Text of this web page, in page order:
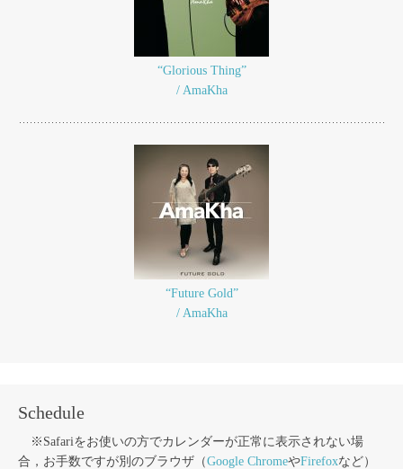
“Glorious Thing”
/ AmaKha
“Future Gold”
/ AmaKha
Schedule
※Safariをお使いの方でカレンダーが正常に表示されない場
合，お手数ですが別のブラウザ（Google ChromeやFirefoxなど）